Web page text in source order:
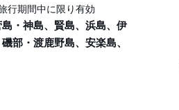
行期間中に限り有効
・神島、賢島、浜島、伊
部・渡鹿野島、安楽島、